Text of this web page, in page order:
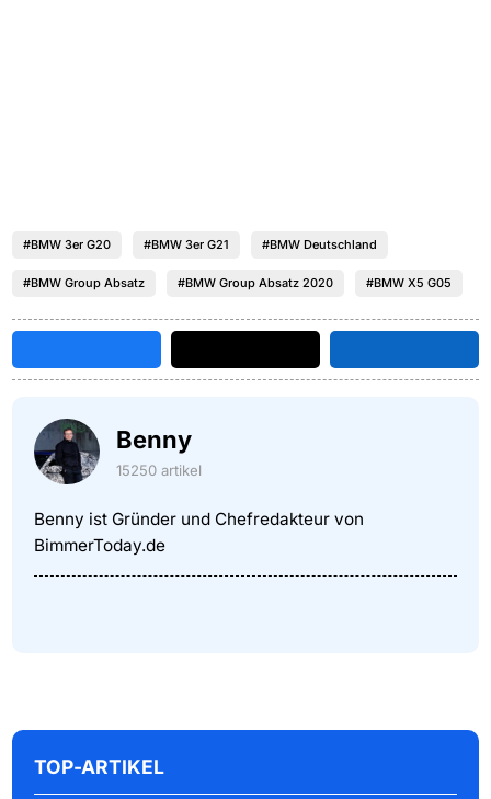
#BMW 3er G20 #BMW 3er G21 #BMW Deutschland
#BMW Group Absatz #BMW Group Absatz 2020 #BMW X5 G05
Benny
15250 artikel
Benny ist Gründer und Chefredakteur von
BimmerToday.de
TOP-ARTIKEL